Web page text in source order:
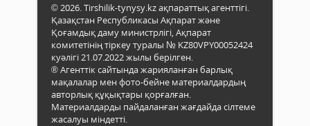
© 2026. Tirshilik-tynysy.kz ақпараттық агенттігі.
Қазақстан Республикасы Ақпарат және
Қоғамдық даму министрлігі, Ақпарат
комитетінің тіркеу туралы № KZ80VPY00052424
куәлігі 21.07.2022 жылы берілген.
® Агенттік сайтында жарияланған барлық
мақалалар мен фото-бейне материалдардың
авторлық құқықтары қорғалған.
Материалдарды пайдаланған жағдайда сілтеме
жасалуы міндетті.